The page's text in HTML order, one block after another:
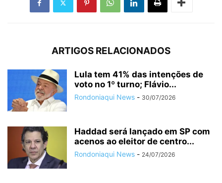
ARTIGOS RELACIONADOS
Lula tem 41% das intenções de
voto no 1º turno; Flávio...
Rondoniaqui News - 30/07/2026
Haddad será lançado em SP com
acenos ao eleitor de centro...
Rondoniaqui News - 24/07/2026